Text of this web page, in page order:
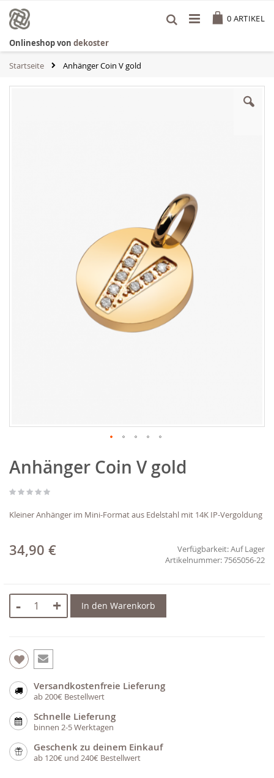
Inhalt
springen
0 ARTIKEL
Onlineshop von dekoster
Startseite Anhänger Coin V gold
Anfang
der
springen
Anhänger Coin V gold
Kleiner Anhänger im Mini-Format aus Edelstahl mit 14K IP-Vergoldung
34,90 € Verfügbarkeit:Auf Lager
7565056-22
- + In den Warenkorb
Versandkostenfreie Lieferung
ab 200€ Bestellwert
Schnelle Lieferung
binnen 2-5 Werktagen
Geschenk zu deinem Einkauf
ab 120€ und 240€ Bestellwert